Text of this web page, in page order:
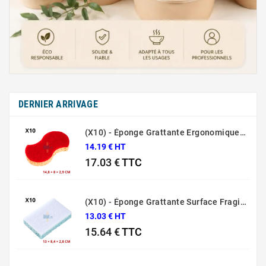
DERNIER ARRIVAGE
(X10) - Éponge Grattante Ergonomique Rouge Sponrex 92
14.19 € HT
17.03 €TTC
(X10) - Éponge Grattante Surface Fragile Bleue Sponrex 79
13.03 € HT
15.64 €TTC